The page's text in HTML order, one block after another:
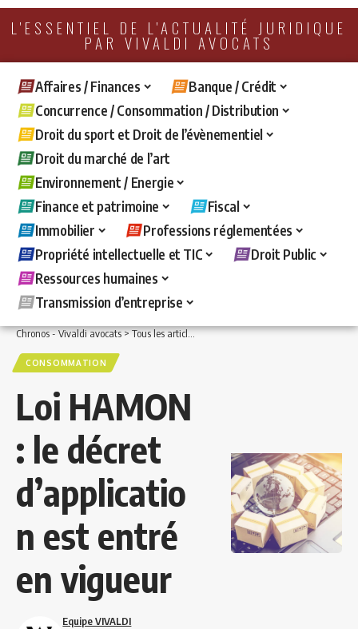
L'ESSENTIEL DE L'ACTUALITÉ JURIDIQUE
PAR VIVALDI AVOCATS
Affaires / Finances
Banque / Crédit
Concurrence / Consommation / Distribution
Droit du sport et Droit de l’évènementiel
Droit du marché de l’art
Environnement / Energie
Finance et patrimoine
Fiscal
Immobilier
Professions réglementées
Propriété intellectuelle et TIC
Droit Public
Ressources humaines
Transmission d’entreprise
Chronos - Vivaldi avocats>Tous les articles >Concurrence / Consommation /
CONSOMMATION
Loi HAMON
: le décret
d’applicatio
n est entré
en vigueur
Equipe VIVALDI